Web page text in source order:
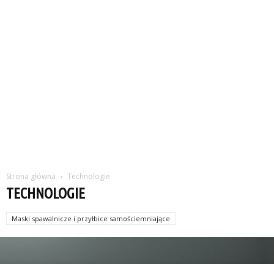
Strona główna Technologie
TECHNOLOGIE
Maski spawalnicze i przyłbice samościemniające